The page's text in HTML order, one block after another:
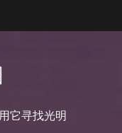
它寻找光明